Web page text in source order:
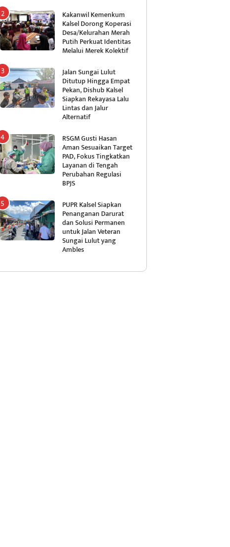
Kakanwil Kemenkum
Kalsel Dorong Koperasi
Desa/Kelurahan Merah
Putih Perkuat Identitas
Melalui Merek Kolektif
Jalan Sungai Lulut
Ditutup Hingga Empat
Pekan, Dishub Kalsel
Siapkan Rekayasa Lalu
Lintas dan Jalur
Alternatif
RSGM Gusti Hasan
Aman Sesuaikan Target
PAD, Fokus Tingkatkan
Layanan di Tengah
Perubahan Regulasi
BPJS
PUPR Kalsel Siapkan
Penanganan Darurat
dan Solusi Permanen
untuk Jalan Veteran
Sungai Lulut yang
Ambles